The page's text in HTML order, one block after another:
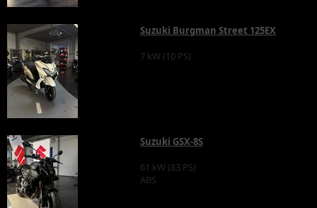
Suzuki Burgman Street 125EX
7 kW (10 PS)
Suzuki GSX-8S
61 kW (83 PS)
ABS